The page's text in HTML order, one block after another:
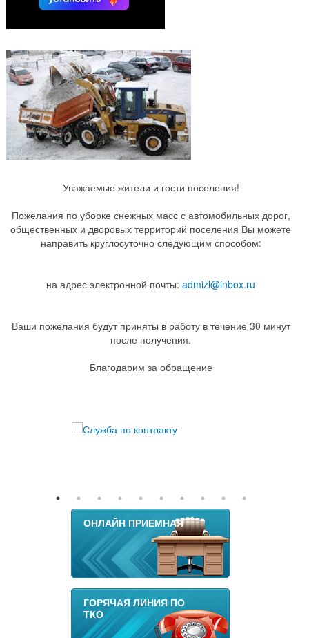
Уважаемые жители и гости поселения!
Пожелания по уборке снежных масс с автомобильных дорог,
общественных и дворовых территорий поселения Вы можете
направить круглосуточно следующим способом:
на адрес электронной почты: admizl@inbox.ru
Ваши пожелания будут приняты в работу в течение 30 минут
после получения.
Благодарим за обращение
ОНЛАЙН ПРИЕМНАЯ
ГОРЯЧАЯ ЛИНИЯ ПО
ТКО